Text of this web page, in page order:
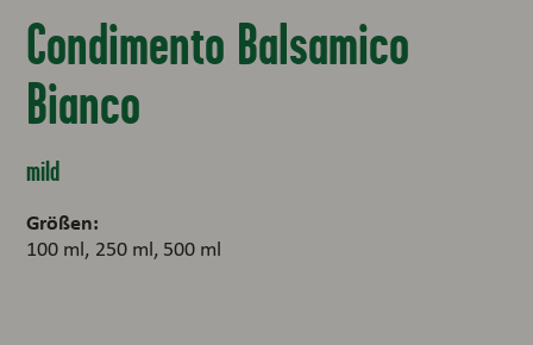
Condimento Balsamico
Bianco
mild
Größen:
100 ml 250 ml 500 ml